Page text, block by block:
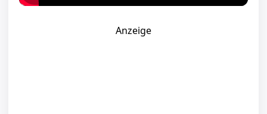
Anzeige